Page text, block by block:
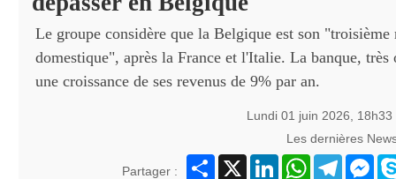
Le groupe considère que la Belgique est son "troisième
domestique", après la France et l'Italie. La banque,
une croissance de ses revenus de 9% par an.
Lundi 01 juin 2026,
Les dernières
Partager :
Partager
X LinkedInWhatsAppTelegram